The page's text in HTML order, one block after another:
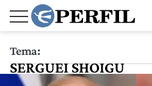
Tema:
SERGUEI SHOIGU